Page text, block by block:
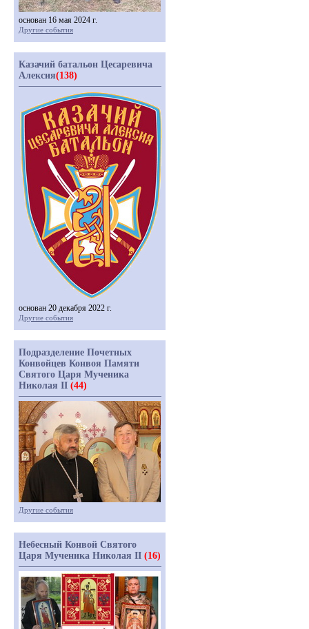
основан 16 мая 2024 г.
Другие события
Казачий батальон Цесаревича
Алексия(138)
основан 20 декабря 2022 г.
Другие события
Подразделение Почетных
Конвойцев Конвоя Памяти
Святого Царя Мученика
Николая II (44)
Другие события
Небесный Конвой Святого
Царя Мученика Николая II (16)